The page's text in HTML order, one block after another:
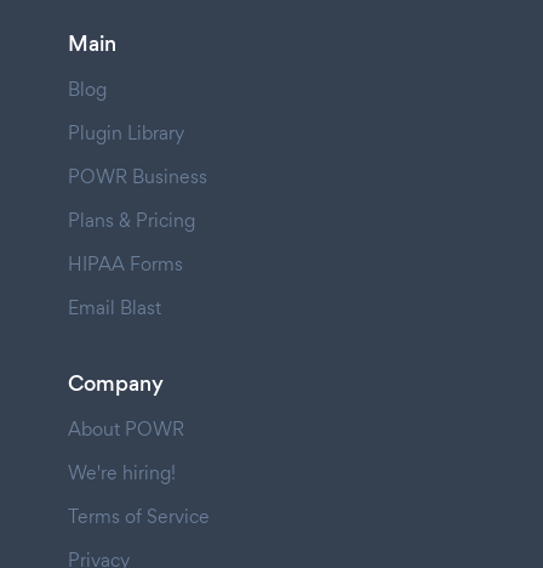
Main
Blog
Plugin Library
POWR Business
Plans & Pricing
HIPAA Forms
Email Blast
Company
About POWR
We're hiring!
Terms of Service
Privacy